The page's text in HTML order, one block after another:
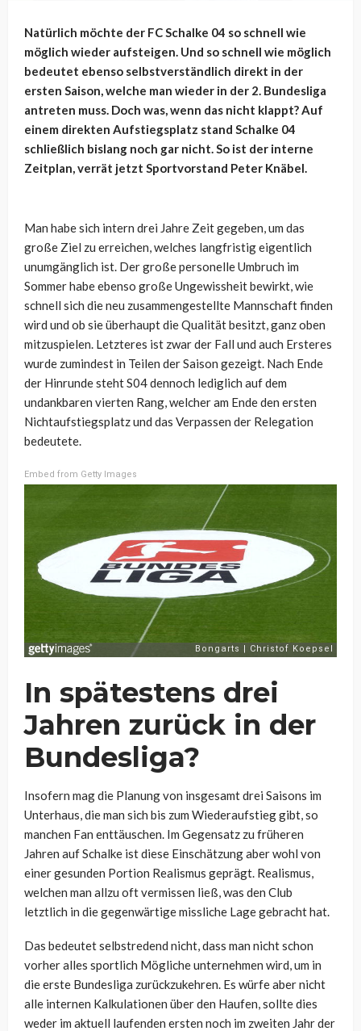
Natürlich möchte der FC Schalke 04 so schnell wie
möglich wieder aufsteigen. Und so schnell wie möglich
bedeutet ebenso selbstverständlich direkt in der
ersten Saison, welche man wieder in der 2. Bundesliga
antreten muss. Doch was, wenn das nicht klappt? Auf
einem direkten Aufstiegsplatz stand Schalke 04
schließlich bislang noch gar nicht. So ist der interne
Zeitplan, verrät jetzt Sportvorstand Peter Knäbel.
Man habe sich intern drei Jahre Zeit gegeben, um das
große Ziel zu erreichen, welches langfristig eigentlich
unumgänglich ist. Der große personelle Umbruch im
Sommer habe ebenso große Ungewissheit bewirkt, wie
schnell sich die neu zusammengestellte Mannschaft finden
wird und ob sie überhaupt die Qualität besitzt, ganz oben
mitzuspielen. Letzteres ist zwar der Fall und auch Ersteres
wurde zumindest in Teilen der Saison gezeigt. Nach Ende
der Hinrunde steht S04 dennoch lediglich auf dem
undankbaren vierten Rang, welcher am Ende den ersten
Nichtaufstiegsplatz und das Verpassen der Relegation
bedeutete.
Embed from Getty Images
In spätestens drei
Jahren zurück in der
Bundesliga?
Insofern mag die Planung von insgesamt drei Saisons im
Unterhaus, die man sich bis zum Wiederaufstieg gibt, so
manchen Fan enttäuschen. Im Gegensatz zu früheren
Jahren auf Schalke ist diese Einschätzung aber wohl von
einer gesunden Portion Realismus geprägt. Realismus,
welchen man allzu oft vermissen ließ, was den Club
letztlich in die gegenwärtige missliche Lage gebracht hat.
Das bedeutet selbstredend nicht, dass man nicht schon
vorher alles sportlich Mögliche unternehmen wird, um in
die erste Bundesliga zurückzukehren. Es würfe aber nicht
alle internen Kalkulationen über den Haufen, sollte dies
weder im aktuell laufenden ersten noch im zweiten Jahr der